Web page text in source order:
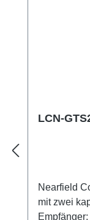
LCN-
Nearfield
mit zwei